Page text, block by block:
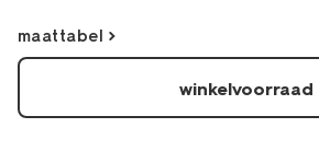
maattabel
winkelvoorraad